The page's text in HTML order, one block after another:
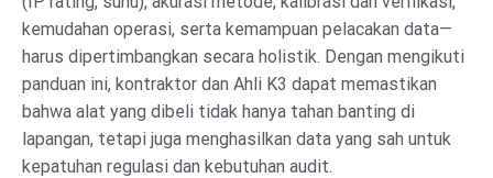
kemudahan operasi, serta kemampuan pelacakan data—
harus dipertimbangkan secara holistik. Dengan mengikuti
panduan ini, kontraktor dan Ahli K3 dapat memastikan
bahwa alat yang dibeli tidak hanya tahan banting di
lapangan, tetapi juga menghasilkan data yang sah untuk
kepatuhan regulasi dan kebutuhan audit.